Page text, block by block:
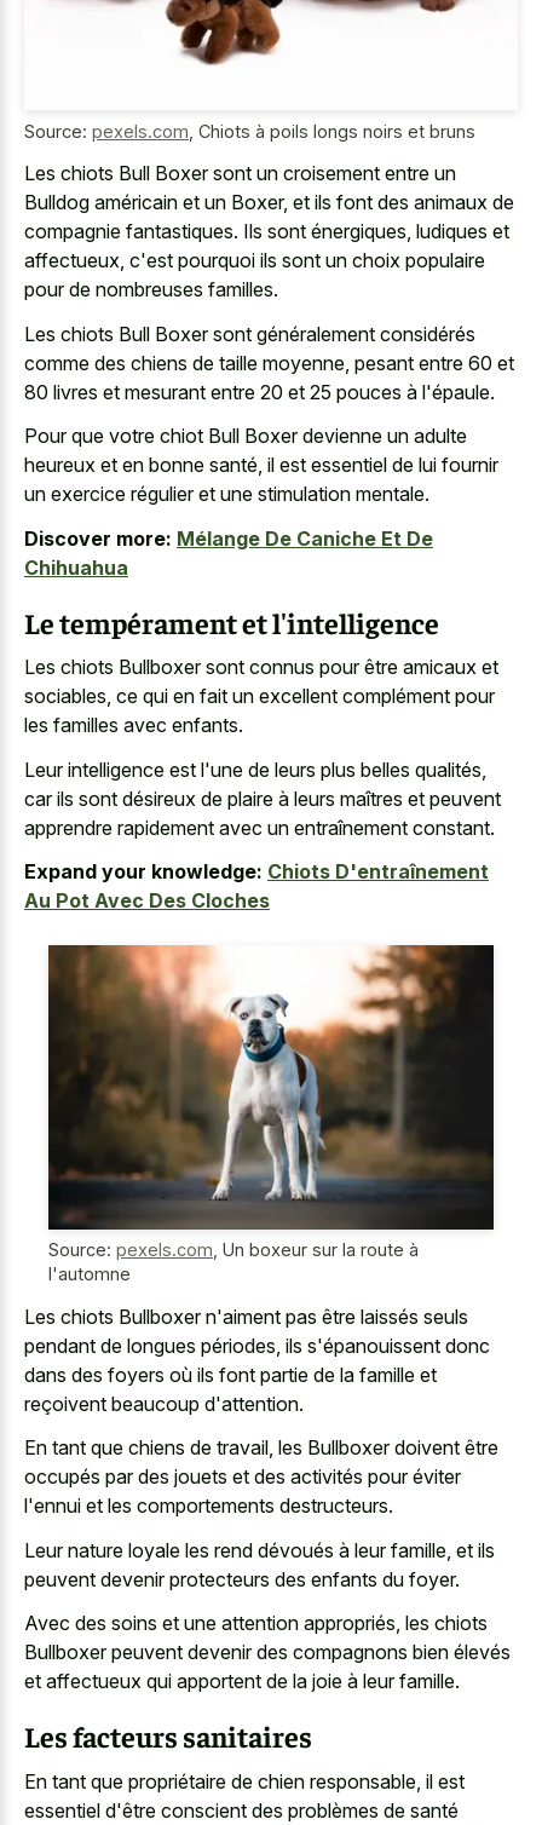
Source: pexels.com Chiots à poils longs noirs et bruns
Les chiots Bull Boxer sont un croisement entre un
Bulldog américain et un Boxer, et ils font des animaux de
compagnie fantastiques. Ils sont énergiques, ludiques et
affectueux, c'est pourquoi ils sont un choix populaire
pour de nombreuses familles.
Les chiots Bull Boxer sont généralement considérés
comme des chiens de taille moyenne, pesant entre 60 et
80 livres et mesurant entre 20 et 25 pouces à l'épaule.
Pour que votre chiot Bull Boxer devienne un adulte
heureux et en bonne santé, il est essentiel de lui fournir
un exercice régulier et une stimulation mentale.
Discover more: Mélange De Caniche Et De
Chihuahua
Le tempérament et l'intelligence
Les chiots Bullboxer sont connus pour être amicaux et
sociables, ce qui en fait un excellent complément pour
les familles avec enfants.
Leur intelligence est l'une de leurs plus belles qualités,
car ils sont désireux de plaire à leurs maîtres et peuvent
apprendre rapidement avec un entraînement constant.
Expand your knowledge: Chiots D'entraînement
Au Pot Avec Des Cloches
Source: pexels.com Un boxeur sur la route à
l'automne
Les chiots Bullboxer n'aiment pas être laissés seuls
pendant de longues périodes, ils s'épanouissent donc
dans des foyers où ils font partie de la famille et
reçoivent beaucoup d'attention.
En tant que chiens de travail, les Bullboxer doivent être
occupés par des jouets et des activités pour éviter
l'ennui et les comportements destructeurs.
Leur nature loyale les rend dévoués à leur famille, et ils
peuvent devenir protecteurs des enfants du foyer.
Avec des soins et une attention appropriés, les chiots
Bullboxer peuvent devenir des compagnons bien élevés
et affectueux qui apportent de la joie à leur famille.
Les facteurs sanitaires
En tant que propriétaire de chien responsable, il est
essentiel d'être conscient des problèmes de santé